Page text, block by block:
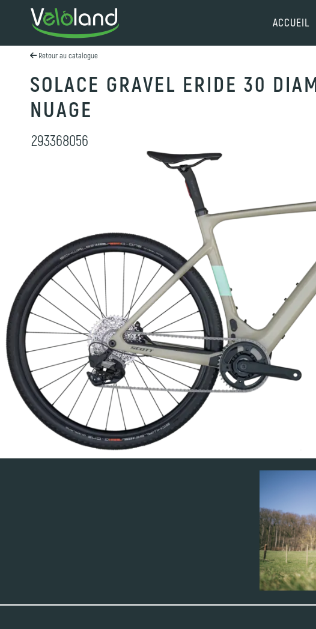
ACCUEIL
Retour au catalogue
SOLACE GRAVEL ERIDE 30
NUAGE
293368056